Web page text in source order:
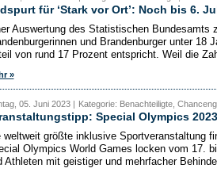
für ‘Stark vor Ort’: Noch bis 6.
Auswertung des Statistischen Bundesamts
und Brandenburger unter 18
von rund 17 Prozent entspricht. Weil die
»
05. Juni 2023 | Kategorie: Benachteiligte,
Special Olympics 2023
weltweit größte inklusive Sportveranstaltung
Olympics World Games locken vom 17.
Athleten mit geistiger und mehrfacher